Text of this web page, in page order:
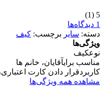
5
(1)
1 دیدگاه‌ها
دسته: سایر برچسب: کیف
ویژگی‌ها
نوعکیف
مناسب برایآقایان، خانم ها
کاربردقرار دادن کارت
مشاهده همه ویژگی‌ها